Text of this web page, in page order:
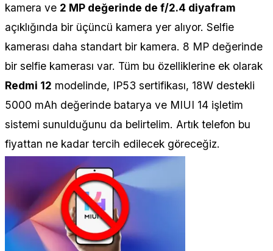
kamera ve 2 MP değerinde de f/2.4 diyafram
açıklığında bir üçüncü kamera yer alıyor. Selfie
kamerası daha standart bir kamera. 8 MP değerinde
bir selfie kamerası var. Tüm bu özelliklerine ek olarak
Redmi 12 modelinde, IP53 sertifikası, 18W destekli
5000 mAh değerinde batarya ve MIUI 14 işletim
sistemi sunulduğunu da belirtelim. Artık telefon bu
fiyattan ne kadar tercih edilecek göreceğiz.